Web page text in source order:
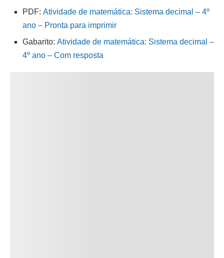
PDF: Atividade de matemática: Sistema decimal – 4º
ano – Pronta para imprimir
Gabarito: Atividade de matemática: Sistema decimal –
4º ano – Com resposta